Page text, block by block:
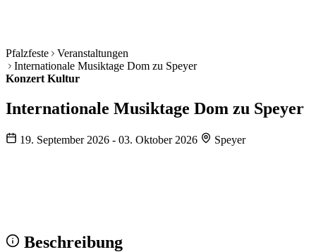
Pfalzfeste
Veranstaltungen
Internationale Musiktage Dom zu Speyer
Konzert Kultur
Internationale Musiktage Dom zu Speyer
19. September 2026 - 03. Oktober 2026 Speyer
Beschreibung